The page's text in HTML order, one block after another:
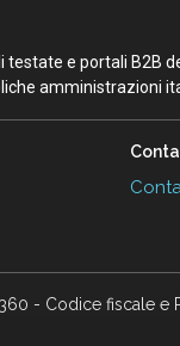
testate e portali B2B
amministrazioni
- Codice fiscale e